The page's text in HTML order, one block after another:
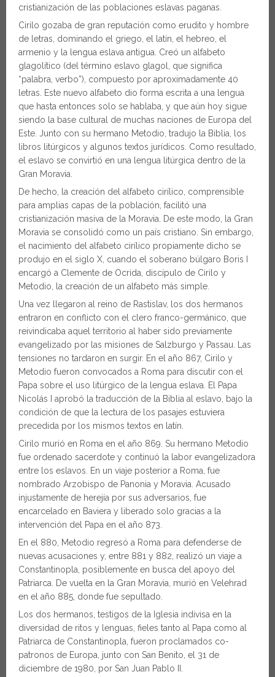
cristianización de las poblaciones eslavas paganas.
Cirilo gozaba de gran reputación como erudito y hombre
de letras, dominando el griego, el latín, el hebreo, el
armenio y la lengua eslava antigua. Creó un alfabeto
glagolítico (del término eslavo glagol, que significa
“palabra, verbo”), compuesto por aproximadamente 40
letras. Este nuevo alfabeto dio forma escrita a una lengua
que hasta entonces solo se hablaba, y que aún hoy sigue
siendo la base cultural de muchas naciones de Europa del
Este. Junto con su hermano Metodio, tradujo la Biblia, los
libros litúrgicos y algunos textos jurídicos. Como resultado,
el eslavo se convirtió en una lengua litúrgica dentro de la
Gran Moravia.
De hecho, la creación del alfabeto cirílico, comprensible
para amplias capas de la población, facilitó una
cristianización masiva de la Moravia. De este modo, la Gran
Moravia se consolidó como un país cristiano. Sin embargo,
el nacimiento del alfabeto cirílico propiamente dicho se
produjo en el siglo X, cuando el soberano búlgaro Boris I
encargó a Clemente de Ocrida, discípulo de Cirilo y
Metodio, la creación de un alfabeto más simple.
Una vez llegaron al reino de Rastislav, los dos hermanos
entraron en conflicto con el clero franco-germánico, que
reivindicaba aquel territorio al haber sido previamente
evangelizado por las misiones de Salzburgo y Passau. Las
tensiones no tardaron en surgir. En el año 867, Cirilo y
Metodio fueron convocados a Roma para discutir con el
Papa sobre el uso litúrgico de la lengua eslava. El Papa
Nicolás I aprobó la traducción de la Biblia al eslavo, bajo la
condición de que la lectura de los pasajes estuviera
precedida por los mismos textos en latín.
Cirilo murió en Roma en el año 869. Su hermano Metodio
fue ordenado sacerdote y continuó la labor evangelizadora
entre los eslavos. En un viaje posterior a Roma, fue
nombrado Arzobispo de Panonia y Moravia. Acusado
injustamente de herejía por sus adversarios, fue
encarcelado en Baviera y liberado solo gracias a la
intervención del Papa en el año 873.
En el 880, Metodio regresó a Roma para defenderse de
nuevas acusaciones y, entre 881 y 882, realizó un viaje a
Constantinopla, posiblemente en busca del apoyo del
Patriarca. De vuelta en la Gran Moravia, murió en Velehrad
en el año 885, donde fue sepultado.
Los dos hermanos, testigos de la Iglesia indivisa en la
diversidad de ritos y lenguas, fieles tanto al Papa como al
Patriarca de Constantinopla, fueron proclamados co-
patronos de Europa, junto con San Benito, el 31 de
diciembre de 1980, por San Juan Pablo II.